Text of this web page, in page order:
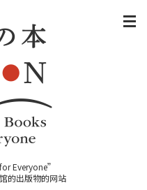
Everyone”
的出版物的网站